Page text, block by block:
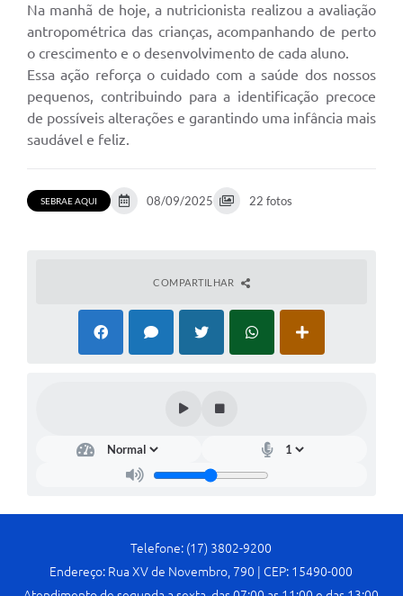
ITR - TERRA NUA
Faria
A Nossa Cidade
Fundo Social de Solidariedade
Enquete
Na manhã de hoje, a nutricionista realizou a avaliação
antropométrica das crianças, acompanhando de perto
o crescimento e o desenvolvimento de cada aluno.
Essa ação reforça o cuidado com a saúde dos nossos
pequenos, contribuindo para a identificação precoce
de possíveis alterações e garantindo uma infância mais
saudável e feliz.
SEBRAE AQUI 08/09/2025 22 fotos
COMPARTILHAR
Telefone: (17) 3802-9200
Endereço: Rua XV de Novembro, 790 | CEP: 15490-000